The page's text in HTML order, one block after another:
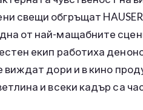
свещи обгръщат
от най-мащабните
екип работиха
дори и в кино
и всеки кадър са